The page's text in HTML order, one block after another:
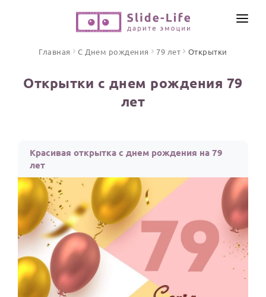
Открытки
Стихи и тексты
ПРАЗДНИКИ
С Днем рождения
Юбилей
Свадьба
Годовщина свадьбы
ИНСТРУМЕНТЫ
ОТЗЫВЫ
Главная С Днем рождения 79 лет Открытки
Открытки с днем рождения 79
лет
Красивая открытка с днем рождения на 79
лет